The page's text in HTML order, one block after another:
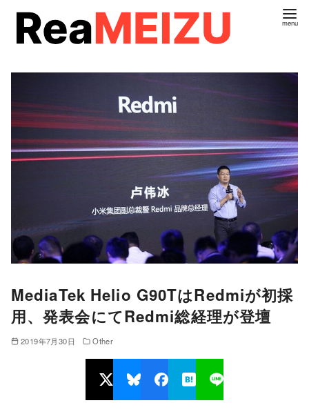
MediaTek Helio G90TはRedmiが初採
用、発表会にてRedmi総経理が登壇
2019年7月30日 Other